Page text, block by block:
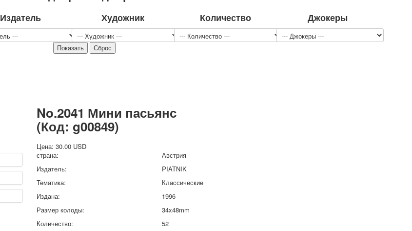
Транспорт
Охота и рыбалка
Комбинат Цветной Печати
С Новым годом!
8 марта
23 февраля
Поздравляю
С днём рождения!
Пасха
9 мая - день победы
Издатель Художник Количество Джокеры
No.2041 Мини пасьянс
(Код: g00849)
Цена:30.00 USD
страна:
Австрия
Издатель:
PIATNIK
Тематика:
Классические
Издана:
1996
Размер колоды:
34x48mm
Количество:
52